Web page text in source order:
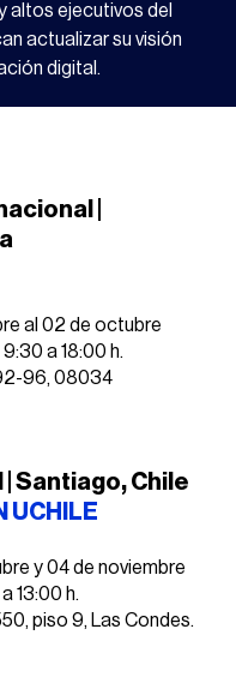
altos ejecutivos del
actualizar su visión
digital.
|
al 02 de octubre
a 18:00 h.
96, 08034
Santiago, Chile
UCHILE
y 04 de noviembre
13:00 h.
piso 9, Las Condes.